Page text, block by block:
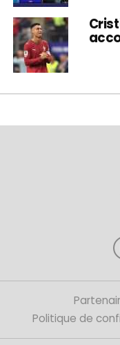
Politique de